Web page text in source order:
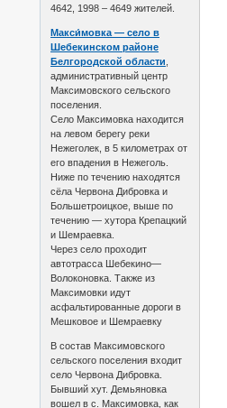
4642, 1998 – 4649 жителей.
Макси́мовка — село в
Шебекинском районе
Белгородской области
административный центр
Максимовского сельского
поселения.
Село Максимовка находится
на левом берегу реки
Нежеголек, в 5 километрах от
его впадения в Нежеголь.
Ниже по течению находятся
сёла Червона Дибровка и
Большетроицкое, выше по
течению — хутора Крепацкий
и Шемраевка.
Через село проходит
автотрасса Шебекино—
Волоконовка. Также из
Максимовки идут
асфальтированные дороги в
Мешковое и Шемраевку
В состав Максимовского
сельского поселения входит
село Червона Дибровка.
Бывший хут. Демьяновка
вошел в с. Максимовка, как